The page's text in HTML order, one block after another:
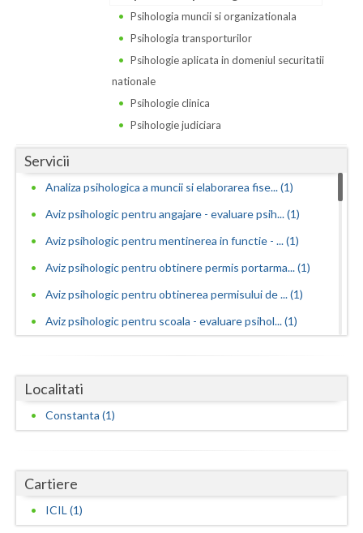
Giurgiu
Gorj
Harghita
Hunedoara
Ilfov
Mehedinti
Mures
Psihologia muncii si organizationala
Psihologia transporturilor
Psihologie aplicata in domeniul securitatii
nationale
Psihologie clinica
Psihologie judiciara
Servicii
Analiza psihologica a muncii si elaborarea fise... (1)
Aviz psihologic pentru angajare - evaluare psih... (1)
Aviz psihologic pentru mentinerea in functie - ... (1)
Aviz psihologic pentru obtinere permis portarma... (1)
Aviz psihologic pentru obtinerea permisului de ... (1)
Aviz psihologic pentru scoala - evaluare psihol... (1)
Consiliere psihologica in vederea integrarii so... (1)
Consiliere psihologica pentru persoane dependen...
Consiliere psihologica pentru persoanele care s... (1)
Consiliere psihologica privind orientarea in ca... (1)
Consultanta psihologica pentru managementul res...
Localitati
Constanta (1)
Cartiere
ICIL (1)